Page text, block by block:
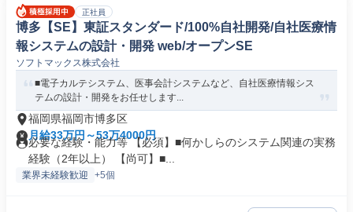
正社員
博多【SE】東証スタンダード/100%自社開発/自社医療情
報システムの設計・開発 web/オープンSE
ソフトマックス株式会社
■電子カルテシステム、医事会計システムなど、自社医療情報シス
テムの設計・開発をお任せします...
福岡県福岡市博多区
月給33万円～53万4000円
必要な経験・能力等 【必須】■何かしらのシステム関連の実務
経験（2年以上） 【尚可】■...
業界未経験歓迎 +5個